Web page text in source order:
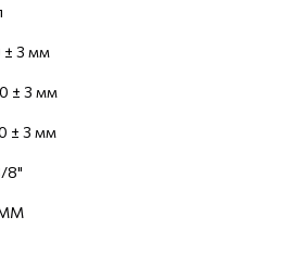
± 3 мм
± 3 мм
± 3 мм
8"